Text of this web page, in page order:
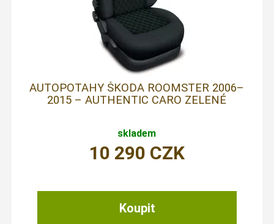
AUTOPOTAHY ŠKODA ROOMSTER 2006–
2015 – AUTHENTIC CARO ZELENÉ
skladem
10 290 CZK